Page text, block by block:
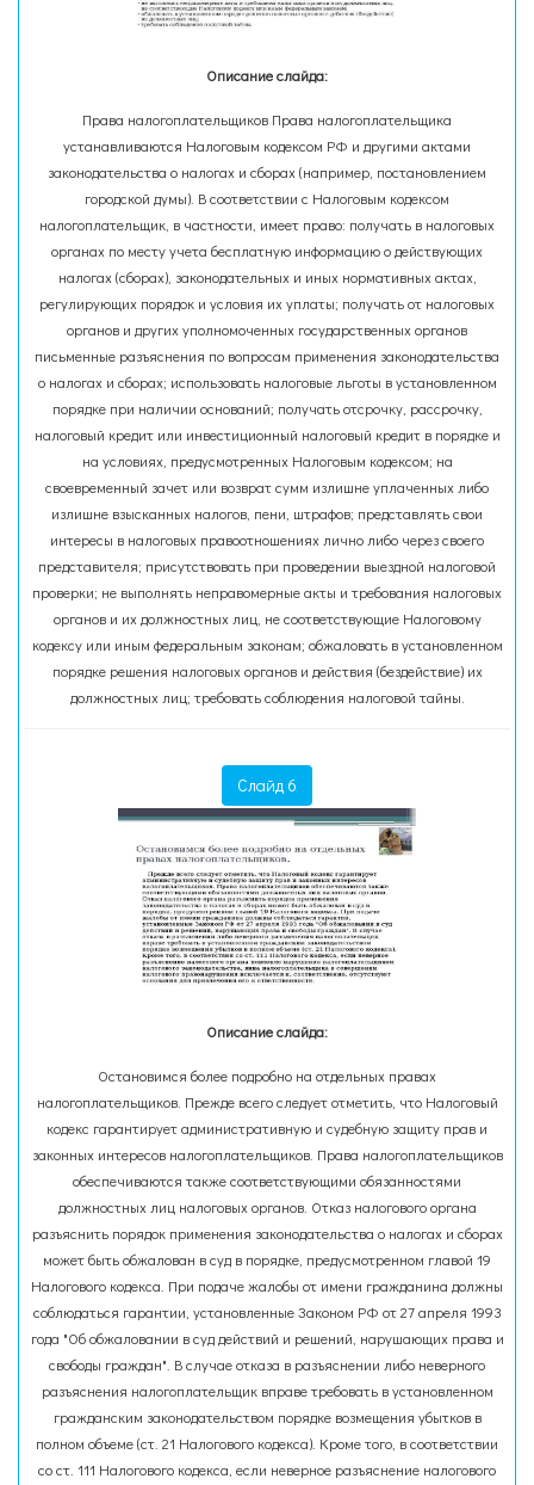
Описание слайда:
Права налогоплательщиков Права налогоплательщика
устанавливаются Налоговым кодексом РФ и другими актами
законодательства о налогах и сборах (например, постановлением
городской думы). В соответствии с Налоговым кодексом
налогоплательщик, в частности, имеет право: получать в налоговых
органах по месту учета бесплатную информацию о действующих
налогах (сборах), законодательных и иных нормативных актах,
регулирующих порядок и условия их уплаты; получать от налоговых
органов и других уполномоченных государственных органов
письменные разъяснения по вопросам применения законодательства
о налогах и сборах; использовать налоговые льготы в установленном
порядке при наличии оснований; получать отсрочку, рассрочку,
налоговый кредит или инвестиционный налоговый кредит в порядке и
на условиях, предусмотренных Налоговым кодексом; на
своевременный зачет или возврат сумм излишне уплаченных либо
излишне взысканных налогов, пени, штрафов; представлять свои
интересы в налоговых правоотношениях лично либо через своего
представителя; присутствовать при проведении выездной налоговой
проверки; не выполнять неправомерные акты и требования налоговых
органов и их должностных лиц, не соответствующие Налоговому
кодексу или иным федеральным законам; обжаловать в установленном
порядке решения налоговых органов и действия (бездействие) их
должностных лиц; требовать соблюдения налоговой тайны.
Слайд 6
Описание слайда:
Остановимся более подробно на отдельных правах
налогоплательщиков. Прежде всего следует отметить, что Налоговый
кодекс гарантирует административную и судебную защиту прав и
законных интересов налогоплательщиков. Права налогоплательщиков
обеспечиваются также соответствующими обязанностями
должностных лиц налоговых органов. Отказ налогового органа
разъяснить порядок применения законодательства о налогах и сборах
может быть обжалован в суд в порядке, предусмотренном главой 19
Налогового кодекса. При подаче жалобы от имени гражданина должны
соблюдаться гарантии, установленные Законом РФ от 27 апреля 1993
года "Об обжаловании в суд действий и решений, нарушающих права и
свободы граждан". В случае отказа в разъяснении либо неверного
разъяснения налогоплательщик вправе требовать в установленном
гражданским законодательством порядке возмещения убытков в
полном объеме (ст. 21 Налогового кодекса). Кроме того, в соответствии
со ст. 111 Налогового кодекса, если неверное разъяснение налогового